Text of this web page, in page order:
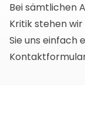
Bei sämtlichen
Kritik stehen
Sie uns einfach